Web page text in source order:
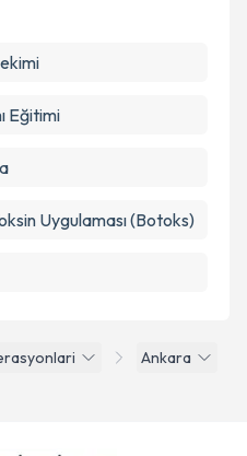
Ankara
Eğitimi
Uygulaması (Botoks)